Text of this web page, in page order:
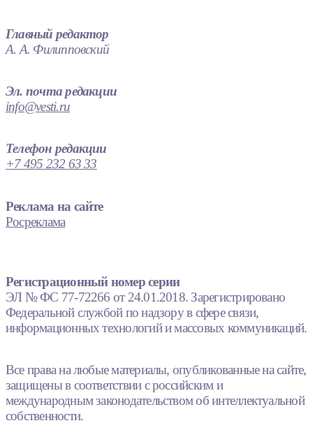
Главный редактор
А. А. Филипповский
Эл. почта редакции
info@vesti.ru
Телефон редакции
+7 495 232 63 33
Реклама на сайте
Росреклама
Регистрационный номер серии
ЭЛ № ФС 77-72266 от 24.01.2018. Зарегистрировано
Федеральной службой по надзору в сфере связи,
информационных технологий и массовых коммуникаций.
Все права на любые материалы, опубликованные на сайте,
защищены в соответствии с российским и
международным законодательством об интеллектуальной
собственности.